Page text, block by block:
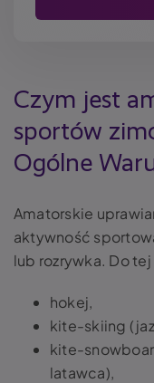
Czym jest
sportów
Ogólne
Amatorskie
aktywność
lub rozrywka. Do
hokej,
kite-skiing
kite-
latawca),